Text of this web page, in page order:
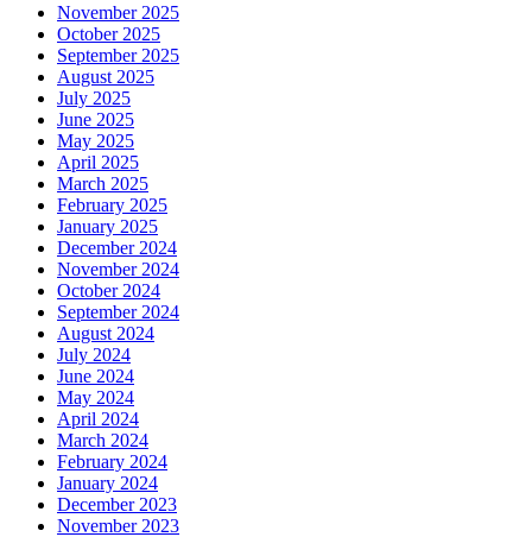
November 2025
October 2025
September 2025
August 2025
July 2025
June 2025
May 2025
April 2025
March 2025
February 2025
January 2025
December 2024
November 2024
October 2024
September 2024
August 2024
July 2024
June 2024
May 2024
April 2024
March 2024
February 2024
January 2024
December 2023
November 2023